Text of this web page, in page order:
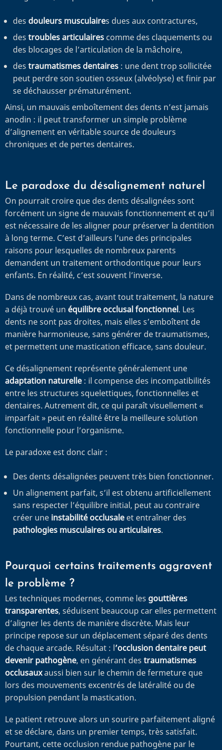
des douleurs musculaires dues aux contractures,
des troubles articulaires comme des claquements ou
des blocages de l’articulation de la mâchoire,
des traumatismes dentaires : une dent trop sollicitée
peut perdre son soutien osseux (alvéolyse) et finir par
se déchausser prématurément.
Ainsi, un mauvais emboîtement des dents n’est jamais
anodin : il peut transformer un simple problème
d’alignement en véritable source de douleurs
chroniques et de pertes dentaires.
Le paradoxe du désalignement naturel
On pourrait croire que des dents désalignées sont
forcément un signe de mauvais fonctionnement et qu’il
est nécessaire de les aligner pour préserver la dentition
à long terme. C’est d’ailleurs l’une des principales
raisons pour lesquelles de nombreux parents
demandent un traitement orthodontique pour leurs
enfants. En réalité, c’est souvent l’inverse.
Dans de nombreux cas, avant tout traitement, la nature
a déjà trouvé un équilibre occlusal fonctionnel. Les
dents ne sont pas droites, mais elles s’emboîtent de
manière harmonieuse, sans générer de traumatismes,
et permettent une mastication efficace, sans douleur.
Ce désalignement représente généralement une
adaptation naturelle : il compense des incompatibilités
entre les structures squelettiques, fonctionnelles et
dentaires. Autrement dit, ce qui paraît visuellement «
imparfait » peut en réalité être la meilleure solution
fonctionnelle pour l’organisme.
Le paradoxe est donc clair :
Des dents désalignées peuvent très bien fonctionner.
Un alignement parfait, s’il est obtenu artificiellement
sans respecter l’équilibre initial, peut au contraire
créer une instabilité occlusale et entraîner des
pathologies musculaires ou articulaires.
Pourquoi certains traitements aggravent
le problème ?
Les techniques modernes, comme les gouttières
transparentes, séduisent beaucoup car elles permettent
d’aligner les dents de manière discrète. Mais leur
principe repose sur un déplacement séparé des dents
de chaque arcade. Résultat : l’occlusion dentaire peut
devenir pathogène, en générant des traumatismes
occlusauxaussi bien sur le chemin de fermeture que
lors des mouvements excentrés de latéralité ou de
propulsion pendant la mastication.
Le patient retrouve alors un sourire parfaitement aligné
et se déclare, dans un premier temps, très satisfait.
Pourtant, cette occlusion rendue pathogène par le